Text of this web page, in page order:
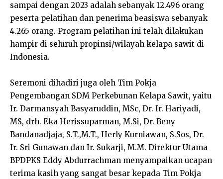
sampai dengan 2023 adalah sebanyak 12.496 orang
peserta pelatihan dan penerima beasiswa sebanyak
4.265 orang. Program pelatihan ini telah dilakukan
hampir di seluruh propinsi/wilayah kelapa sawit di
Indonesia.
Seremoni dihadiri juga oleh Tim Pokja
Pengembangan SDM Perkebunan Kelapa Sawit, yaitu
Ir. Darmansyah Basyaruddin, MSc, Dr. Ir. Hariyadi,
MS, drh. Eka Herissuparman, M.Si, Dr. Beny
Bandanadjaja, S.T.,M.T., Herly Kurniawan, S.Sos, Dr.
Ir. Sri Gunawan dan Ir. Sukarji, M.M. Direktur Utama
BPDPKS Eddy Abdurrachman menyampaikan ucapan
terima kasih yang sangat besar kepada Tim Pokja